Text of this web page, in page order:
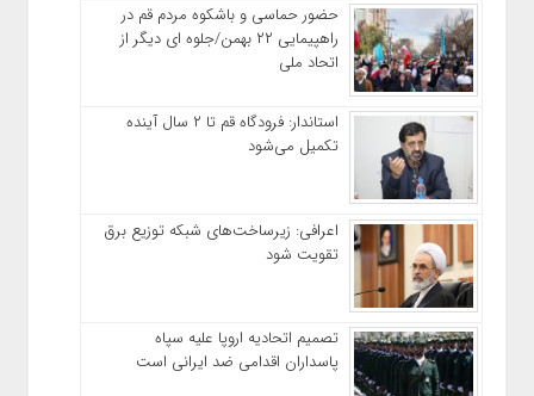
حضور حماسی و باشکوه مردم قم در
راهپیمایی ۲۲ بهمن/جلوه ای دیگر از
اتحاد ملی
استاندار: فرودگاه قم تا ۲ سال آینده
تکمیل می‌شود
اعرافی: زیرساخت‌های شبکه توزیع برق
تقویت شود
تصمیم اتحادیه اروپا علیه سپاه
پاسداران اقدامی ضد ایرانی است